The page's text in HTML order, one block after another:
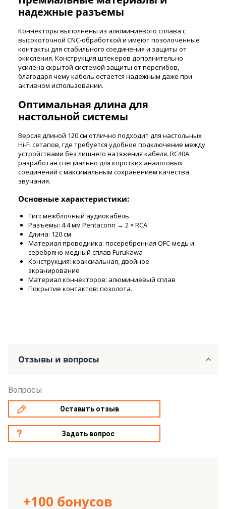
надежные разъемы
Коннекторы выполнены из алюминиевого сплава с
высокоточной CNC-обработкой и имеют позолоченные
контакты для стабильного соединения и защиты от
окисления. Конструкция штекеров дополнительно
усилена скрытой системой защиты от перегибов,
благодаря чему кабель остается надежным даже при
активном использовании.
Оптимальная длина для
настольной системы
Версия длиной 120 см отлично подходит для настольных
Hi-Fi сетапов, где требуется удобное подключение между
устройствами без лишнего натяжения кабеля. RC40A
разработан специально для коротких аналоговых
соединений с максимальным сохранением качества
звучания.
Основные характеристики:
Тип: межблочный аудиокабель
Разъемы: 4.4 мм Pentaconn → 2 × RCA
Длина: 120 см
Материал проводника: посеребренная OFC-медь и
серебряно-медный сплав Furukawa
Конструкция: коаксиальная, двойное
экранирование
Материал коннекторов: алюминиевый сплав
Покрытие контактов: позолота.
Отзывы и вопросы
Вопросы
Оставить отзыв
Задать вопрос
+100 бонусов